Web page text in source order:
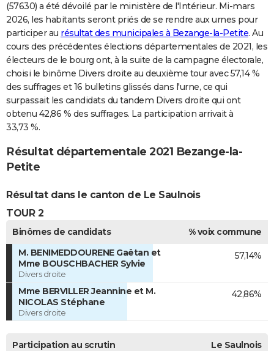
S'inscrire
Se connecter
Lycées
Collèges
Primaires
Universités
Entreprises
Service militaire
Avis de recherche
AVIS DE DÉCÈS
FORUM
Bricolage
Lifestyle
Culture
Sport
Auto
Television
Voyage
Cinema
(57630) a été dévoilé par le ministère de l'Intérieur. Mi-mars
2026, les habitants seront priés de se rendre aux urnes pour
participer au résultat des municipales à Bezange-la-Petite. Au
cours des précédentes élections départementales de 2021, les
électeurs de le bourg ont, à la suite de la campagne électorale,
choisi le binôme Divers droite au deuxième tour avec 57,14 %
des suffrages et 16 bulletins glissés dans l'urne, ce qui
surpassait les candidats du tandem Divers droite qui ont
obtenu 42,86 % des suffrages. La participation arrivait à
33,73 %.
Résultat départementale 2021 Bezange-la-
Petite
Résultat dans le canton de Le Saulnois
TOUR 2
Binômes de candidats
% voix commune
M. BENIMEDDOURENE Gaëtan et
Mme BOUSCHBACHER Sylvie
Divers droite
57,14%
Mme BERVILLER Jeannine et M.
NICOLAS Stéphane
Divers droite
42,86%
Participation au scrutin Le Saulnois